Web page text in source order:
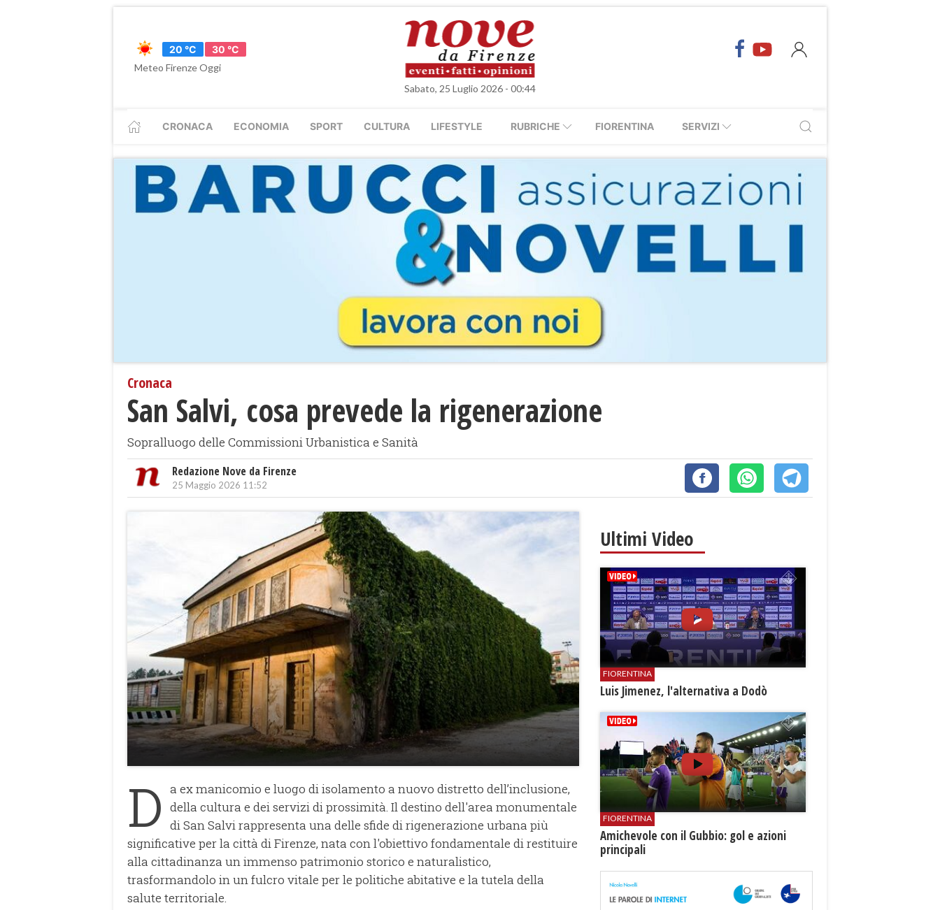
20 °C
30 °C
Meteo Firenze Oggi
Sabato, 25 Luglio 2026 - 00:44
CRONACA ECONOMIA SPORT CULTURA LIFESTYLE RUBRICHE FIORENTINA SERVIZI
Cronaca
San Salvi, cosa prevede la rigenerazione
Sopralluogo delle Commissioni Urbanistica e Sanità
Redazione Nove da Firenze
25 Maggio 2026 11:52
D a ex manicomio e luogo di isolamento a nuovo distretto dell’inclusione,
della cultura e dei servizi di prossimità. Il destino dell'area monumentale
di San Salvi rappresenta una delle sfide di rigenerazione urbana più
significative per la città di Firenze, nata con l'obiettivo fondamentale di restituire
alla cittadinanza un immenso patrimonio storico e naturalistico,
trasformandolo in un fulcro vitale per le politiche abitative e la tutela della
salute territoriale.
Ultimi Video
FIORENTINA
Luis Jimenez, l'alternativa a Dodò
FIORENTINA
Amichevole con il Gubbio: gol e azioni
principali